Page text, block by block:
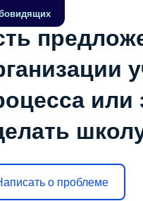
или
о проблеме